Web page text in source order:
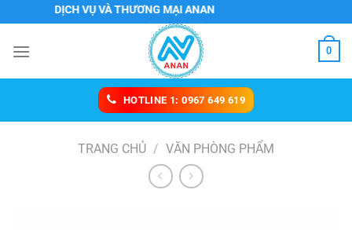
đến
nội
DỊCH VỤ VÀ THƯƠNG MẠI ANAN
0
HOTLINE 1: 0967 649 619
TRANG CHỦ / VĂN PHÒNG PHẨM